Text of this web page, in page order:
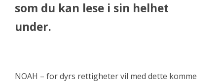
som du kan lese i sin helhet
under.
NOAH – for dyrs rettigheter vil med dette komme